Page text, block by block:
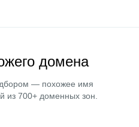
домена
— похожее имя
из 700+ доменных зон.